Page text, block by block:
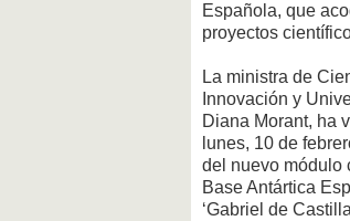
Española, que
proyectos
La ministra de
Innovación y
Diana Morant, ha
lunes, 10 de
del nuevo módulo
Base Antártica
‘Gabriel de